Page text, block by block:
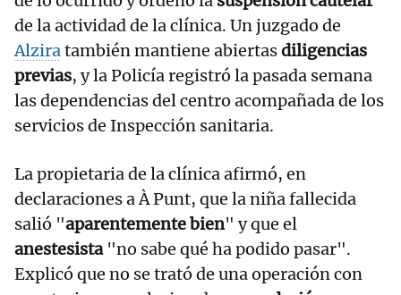
de la actividad de la clínica. Un juzgado de
Alziratambién mantiene abiertasdiligencias
previas, y la Policía registró la pasada semana
las dependencias del centro acompañada de los
servicios de Inspección sanitaria.
La propietaria de la clínica afirmó, en
declaraciones a À Punt, que la niña fallecida
salió "aparentemente bien" y que el
anestesista"no sabe qué ha podido pasar".
Explicó que no se trató de una operación con